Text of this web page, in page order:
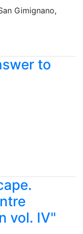
Gimignano,
to
vol. IV"